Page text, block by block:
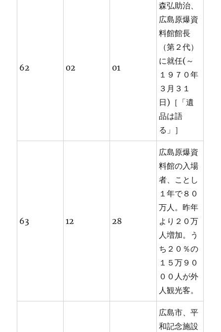
62 02 01
森弘助治、
広島原爆資
料館館長
（第２代）
に就任(～
１９７０年
３月３１
日)［「遺
品は語
る」］
63 12 28
広島原爆資
料館の入場
者、ことし
１年で８０
万人。昨年
より２０万
人増加。う
ち２０％の
１５万９０
００人が外
人観光客。
広島市、平
和記念施設